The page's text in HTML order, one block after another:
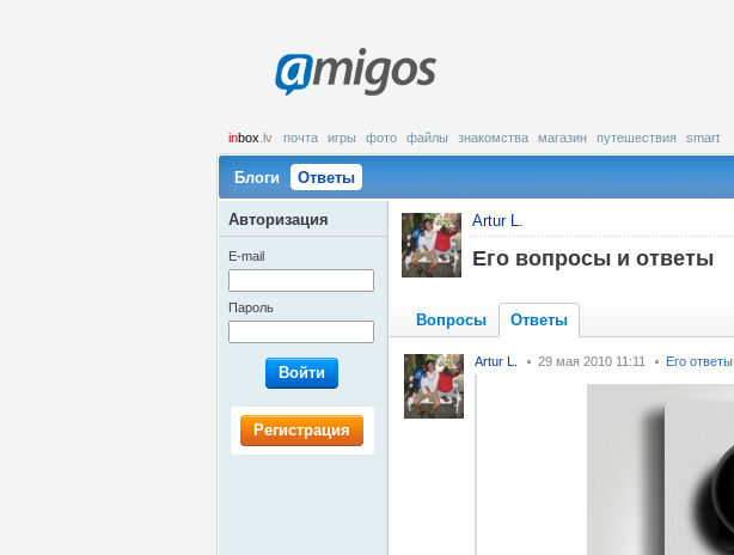
amigos
inbox .lv почта игры фото файлы знакомства магазин путешествия smart
Блоги Ответы
Artur L.
Его вопросы и ответы
Вопросы Ответы
Artur L. 29 мая 2010 11:11 Его ответы
Авторизация
E-mail
Пароль
Войти
Регистрация